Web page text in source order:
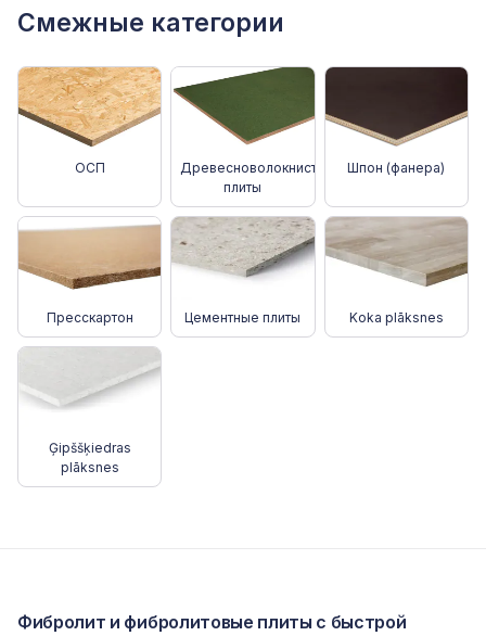
Смежные категории
ОСП
Древесноволокнистые
плиты
Шпон (фанера)
Пресскартон Цементные плиты Koka plāksnes
Ģipššķiedras
plāksnes
Фибролит и фибролитовые плиты с быстрой